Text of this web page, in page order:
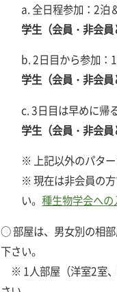
a. 全日程参加：2泊
学生（会員・非会
b. 2日目から参加：
学生（会員・非会
c. 3日目は早めに帰
学生（会員・非会
※ 上記以外のパタ
※ 現在は非会員の
い。種生物学会へ
○部屋は、男女別の相
下さい。
※ 1人部屋（洋室2室